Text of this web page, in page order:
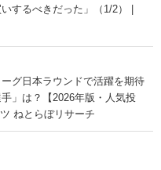
するべきだった」（1/2） |
グ日本ラウンドで活躍を期待
」は？【2026年版・人気投
ねとらぼリサーチ